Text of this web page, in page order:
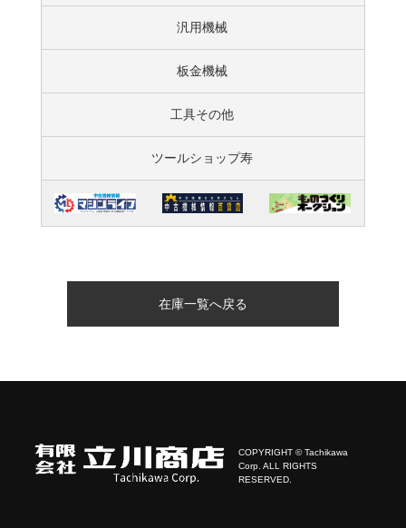
汎用機械
板金機械
工具その他
ツールショップ寿
在庫一覧へ戻る
COPYRIGHT © Tachikawa
Corp. ALL RIGHTS
RESERVED.